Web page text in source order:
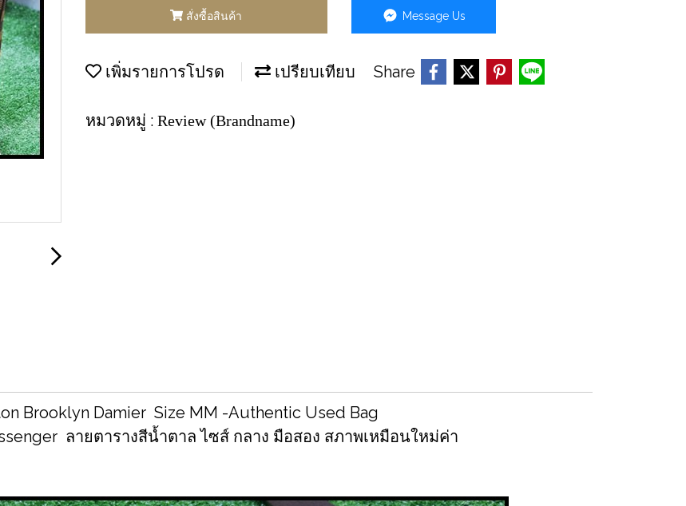
สั่งซื้อสินค้า Message Us
เพิ่มรายการโปรด เปรียบเทียบ Share
หมวดหมู่ : Review (Brandname)
Brooklyn Damier Size MM -Authentic Used Bag
ลายตารางสีน้ำตาล ไซส์ กลาง มือสอง สภาพเหมือนใหม่ค่า